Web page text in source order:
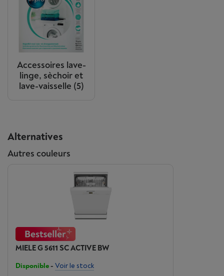
Accessoires lave-
linge, sèchoir et
lave-vaisselle (5)
Alternatives
Autres couleurs
MIELE G 5611 SC ACTIVE BW
Disponible- Voir le stock